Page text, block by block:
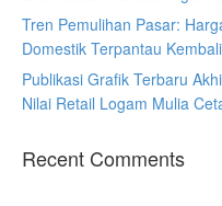
Tren Pemulihan Pasar:
Domestik Terpantau
Publikasi Grafik Terbaru
Nilai Retail Logam Mulia
Recent Comments